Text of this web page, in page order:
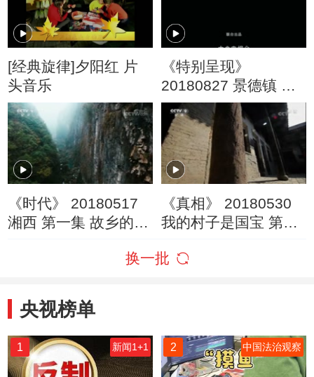
[经典旋律]夕阳红 片
头音乐
《特别呈现》
20180827 景德镇 第
一集 起城
《时代》 20180517
湘西 第一集 故乡的凝
《真相》 20180530
我的村子是国宝 第三
换一批
央视榜单
1 新闻1+1 2 中国法治观察